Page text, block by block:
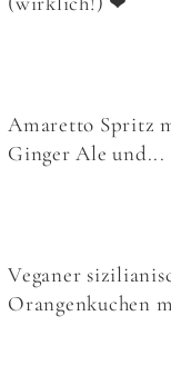
Amaretto Spritz
Ginger Ale und...
Veganer
Orangenkuchen